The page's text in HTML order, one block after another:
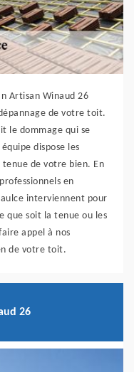
Artisan Winaud 26
de votre toit.
le dommage qui se
dispose les
tenue de votre bien. En
en
interviennent pour
que soit la tenue ou les
appel à nos
de votre toit.
26